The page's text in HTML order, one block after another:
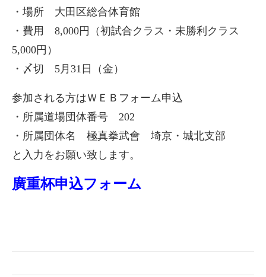
・場所 大田区総合体育館
・費用 8,000円（初試合クラス・未勝利クラス
5,000円）
・〆切 5月31日（金）
参加される方はＷＥＢフォーム申込
・所属道場団体番号 202
・所属団体名 極真拳武會 埼京・城北支部
と入力をお願い致します。
廣重杯申込フォーム